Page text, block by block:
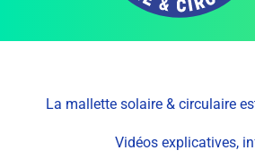
La mallette solaire & circulaire
Vidéos explicatives,